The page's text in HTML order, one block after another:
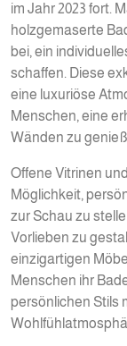
im Jahr 2023 fort.
holzgemaserte
bei, ein
schaffen. Diese
eine luxuriöse
Menschen, eine
Wänden zu
Offene Vitrinen
Möglichkeit,
zur Schau zu
Vorlieben zu
einzigartigen
Menschen ihr
persönlichen Stils